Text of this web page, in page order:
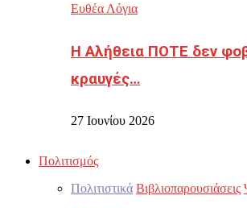
Ευθέα Λόγια
Η Αλήθεια ΠΟΤΕ δεν
κραυγές…
27 Ιουνίου 2026
Πολιτισμός
Πολιτιστικά Βιβλιοπαρουσιάσεις